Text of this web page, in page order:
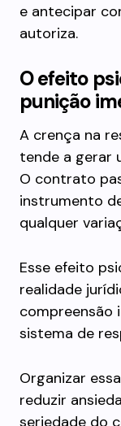
e antecipar
autoriza.
O efeito
punição
A crença na
tende a gerar
O contrato
instrumento
qualquer
Esse efeito
realidade
compreensão
sistema de
Organizar
reduzir
seriedade do